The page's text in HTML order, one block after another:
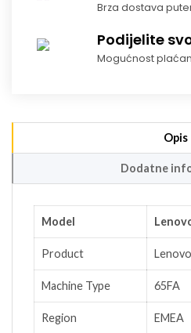
Brza dostava
Podijelite
Mogućnost
Opis
Dodatne
Model
Product
Machine Type 65FA
Region EMEA